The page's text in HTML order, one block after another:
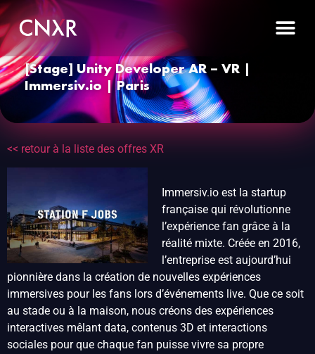
[Stage] Unity Developer AR – VR |
Immersiv.io | Paris
<< retour à la liste des offres XR
Immersiv.io est la startup
française qui révolutionne
l’expérience fan grâce à la
réalité mixte. Créée en 2016,
l’entreprise est aujourd’hui
pionnière dans la création de nouvelles expériences
immersives pour les fans lors d’événements live. Que ce soit
au stade ou à la maison, nous créons des expériences
interactives mêlant data, contenus 3D et interactions
sociales pour que chaque fan puisse vivre sa propre